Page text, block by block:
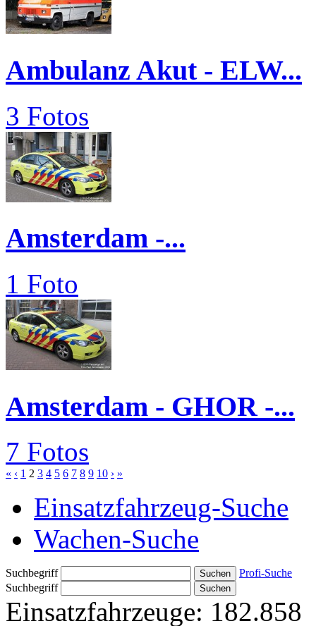
Ambulanz Akut - ELW...
3 Fotos
Amsterdam -...
1 Foto
Amsterdam - GHOR -...
7 Fotos
« ‹ 1 2 3 4 5 6 7 8 9 10 › »
Einsatzfahrzeug-Suche
Wachen-Suche
Suchbegriff
Profi-Suche
Suchbegriff
Einsatzfahrzeuge: 182.858